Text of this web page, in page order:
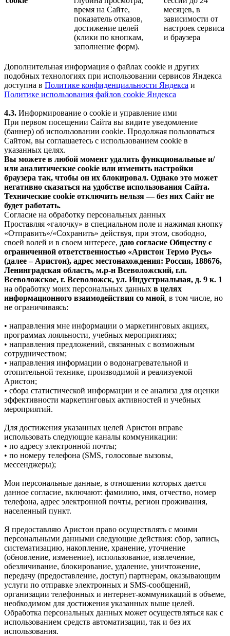
время на Сайте,
показатель отказов,
достижение целей
(клики по кнопкам,
заполнение форм).
месяцев, в
зависимости от
настроек сервиса
и браузера
Дополнительная информация о файлах cookie и других
подобных технологиях при использовании сервисов Яндекса
доступна в Политике конфиденциальности Яндекса и
Политике использования файлов cookie Яндекса
4.3. Информирование о cookie и управление ими
При первом посещении Сайта вы видите уведомление
(баннер) об использовании cookie. Продолжая пользоваться
Сайтом, вы соглашаетесь с использованием cookie в
указанных целях.
Вы можете в любой момент удалить функциональные и/
или аналитические cookie или изменить настройки
браузера так, чтобы он их блокировал. Однако это может
негативно сказаться на удобстве использования Сайта.
Технические cookie отключить нельзя — без них Сайт не
будет работать.
Согласие на обработку персональных данных
Проставляя «галочку» в специальном поле и нажимая кнопку
«Отправить»/«Сохранить» действуя, при этом, свободно,
своей волей и в своем интересе, даю согласие Обществу с
ограниченной ответственностью «Аристон Термо Русь»
(далее – Аристон), адрес местонахождения: Россия, 188676,
Ленинградская область, м.р-н Всеволожский, г.п.
Всеволожское, г. Всеволожск, ул. Индустриальная, д. 9 к. 1
на обработку моих персональных данных в целях
информационного взаимодействия со мной, в том числе, но
не ограничиваясь:
• направления мне информации о маркетинговых акциях,
программах лояльности, учебных мероприятиях;
• направления предложений, связанных с возможным
сотрудничеством;
• направления информации о водонагревательной и
отопительной технике, производимой и реализуемой
Аристон;
• сбора статистической информации и ее анализа для оценки
эффективности маркетинговых активностей и учебных
мероприятий.
Для достижения указанных целей Аристон вправе
использовать следующие каналы коммуникации:
• по адресу электронной почты;
• по номеру телефона (SMS, голосовые вызовы,
мессенджеры);
Мои персональные данные, в отношении которых дается
данное согласие, включают: фамилию, имя, отчество, номер
телефона, адрес электронной почты, регион проживания,
населенный пункт.
Я предоставляю Аристон право осуществлять с моими
персональными данными следующие действия: сбор, запись,
систематизацию, накопление, хранение, уточнение
(обновление, изменение), использование, извлечение,
обезличивание, блокирование, удаление, уничтожение,
передачу (предоставление, доступ) партнерам, оказывающим
услуги по отправке электронных и SMS‑сообщений,
организации телефонных и интернет‑коммуникаций в объеме,
необходимом для достижения указанных выше целей.
Обработка персональных данных может осуществляться как с
использованием средств автоматизации, так и без их
использования.